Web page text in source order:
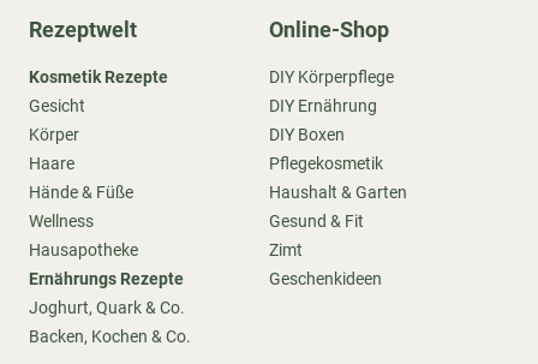
Rezeptwelt
Kosmetik Rezepte
Gesicht
Körper
Haare
Hände & Füße
Wellness
Hausapotheke
Ernährungs Rezepte
Joghurt, Quark & Co.
Backen, Kochen & Co.
Online-Shop
DIY Körperpflege
DIY Ernährung
DIY Boxen
Pflegekosmetik
Haushalt & Garten
Gesund & Fit
Zimt
Geschenkideen